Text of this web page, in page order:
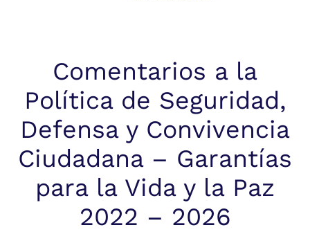
Comentarios a la
Política de Seguridad,
Defensa y Convivencia
Ciudadana – Garantías
para la Vida y la Paz
2022 – 2026